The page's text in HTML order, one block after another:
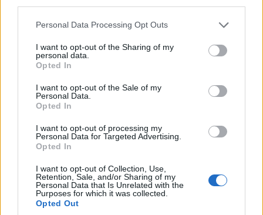
rechazar tal procesamiento. Puede cambiar sus preferencias
a este sitio y haciendo clic en el botón "Privacidad" en la
parte inferior de la página web.
Please note that this website/app uses one or more Google
services and may gather and store information including but
not limited to your visit or usage behaviour. You may click to
use your data for below specified purposes in below Google
consent section.
Personal Data Processing Opt Outs
I want to opt-out of the Sharing of my
personal data.
Opted In
I want to opt-out of the Sale of my
Personal Data.
Opted In
I want to opt-out of processing my
Personal Data for Targeted Advertising.
Opted In
I want to opt-out of Collection, Use,
Retention, Sale, and/or Sharing of my
Personal Data that Is Unrelated with the
Purposes for which it was collected.
Opted Out
romeros.
09:45 horas · Plaza de España
autoridades, carrozas y romeros
11:30 horas · Santuario de Pinilla
Se celebrará laSolemne Función Religiosa en
honor de nuestra Patrona, la Santísima Virgen de